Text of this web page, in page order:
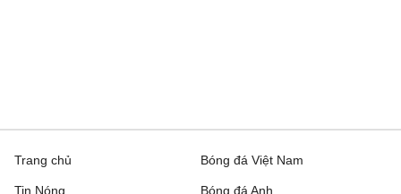
Trang chủ
Tin Nóng
Bóng đá Việt Nam
Bóng đá Anh